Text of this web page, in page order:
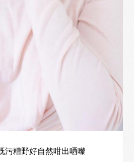
污糟野好自然咁出哂嚟